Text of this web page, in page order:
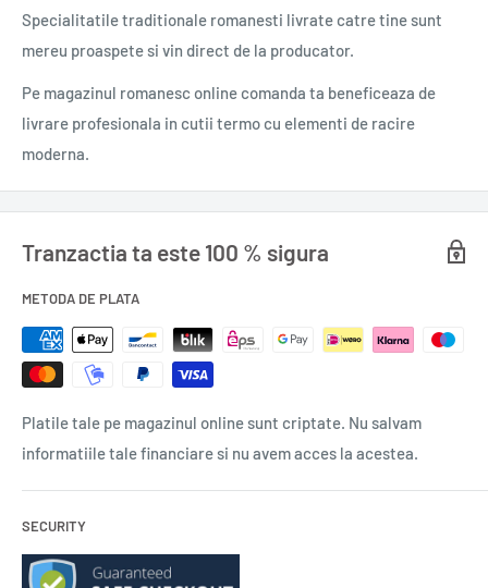
An aparitie: 2018
Cod: A459M
0,160 gr.
Specialitatile traditionale romanesti livrate catre tine sunt
mereu proaspete si vin direct de la producator.
Pe magazinul romanesc online comanda ta beneficeaza de
livrare profesionala in cutii termo cu elementi de racire
moderna.
Tranzactia ta este 100 % sigura
METODA DE PLATA
Platile tale pe magazinul online sunt criptate. Nu salvam
informatiile tale financiare si nu avem acces la acestea.
SECURITY